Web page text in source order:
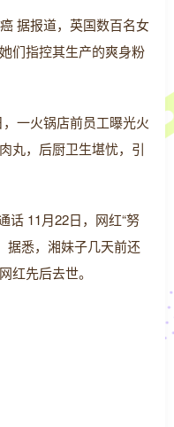
据报道，英国数百名女
们指控其生产的爽身粉
一火锅店前员工曝光火
丸，后厨卫生堪忧，引
话 11月22日，网红“努
据悉，湘妹子几天前还
红先后去世。